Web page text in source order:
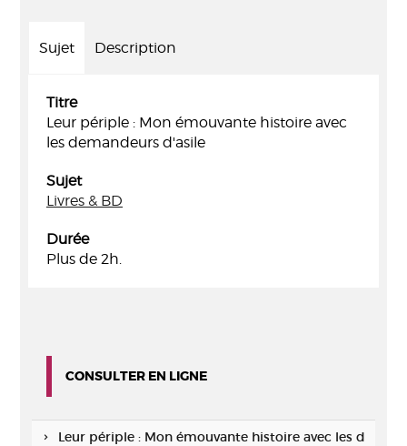
Sujet Description
Titre
Leur périple : Mon émouvante histoire avec
les demandeurs d'asile
Sujet
Livres & BD
Durée
Plus de 2h.
CONSULTER EN LIGNE
Leur périple : Mon émouvante histoire avec les d